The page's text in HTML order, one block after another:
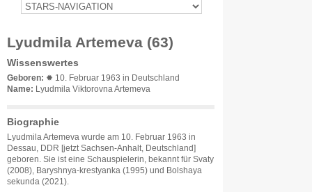
Lyudmila Artemeva (63)
Wissenswertes
Geboren: ✹ 10. Februar 1963 in Deutschland
Name: Lyudmila Viktorovna Artemeva
Biographie
Lyudmila Artemeva wurde am 10. Februar 1963 in
Dessau, DDR [jetzt Sachsen-Anhalt, Deutschland]
geboren. Sie ist eine Schauspielerin, bekannt für Svaty
(2008), Baryshnya-krestyanka (1995) und Bolshaya
sekunda (2021).